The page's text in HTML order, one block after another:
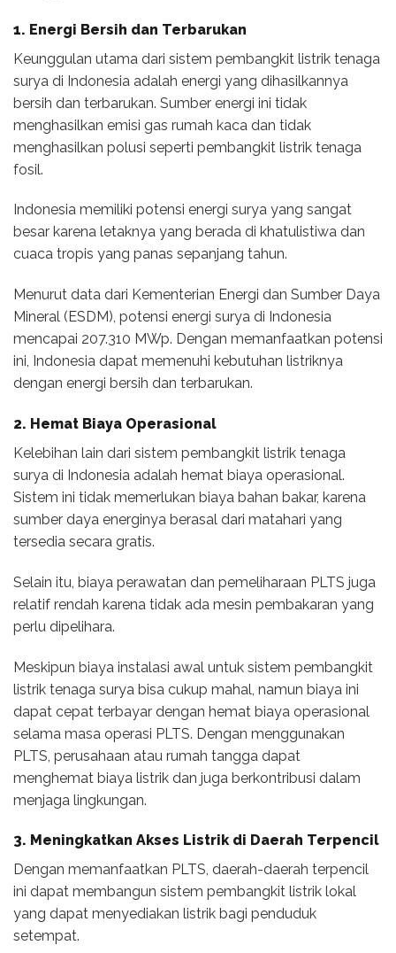
1. Energi Bersih dan Terbarukan
Keunggulan utama dari sistem pembangkit listrik tenaga
surya di Indonesia adalah energi yang dihasilkannya
bersih dan terbarukan. Sumber energi ini tidak
menghasilkan emisi gas rumah kaca dan tidak
menghasilkan polusi seperti pembangkit listrik tenaga
fosil.
Indonesia memiliki potensi energi surya yang sangat
besar karena letaknya yang berada di khatulistiwa dan
cuaca tropis yang panas sepanjang tahun.
Menurut data dari Kementerian Energi dan Sumber Daya
Mineral (ESDM), potensi energi surya di Indonesia
mencapai 207.310 MWp. Dengan memanfaatkan potensi
ini, Indonesia dapat memenuhi kebutuhan listriknya
dengan energi bersih dan terbarukan.
2. Hemat Biaya Operasional
Kelebihan lain dari sistem pembangkit listrik tenaga
surya di Indonesia adalah hemat biaya operasional.
Sistem ini tidak memerlukan biaya bahan bakar, karena
sumber daya energinya berasal dari matahari yang
tersedia secara gratis.
Selain itu, biaya perawatan dan pemeliharaan PLTS juga
relatif rendah karena tidak ada mesin pembakaran yang
perlu dipelihara.
Meskipun biaya instalasi awal untuk sistem pembangkit
listrik tenaga surya bisa cukup mahal, namun biaya ini
dapat cepat terbayar dengan hemat biaya operasional
selama masa operasi PLTS. Dengan menggunakan
PLTS, perusahaan atau rumah tangga dapat
menghemat biaya listrik dan juga berkontribusi dalam
menjaga lingkungan.
3. Meningkatkan Akses Listrik di Daerah Terpencil
Dengan memanfaatkan PLTS, daerah-daerah terpencil
ini dapat membangun sistem pembangkit listrik lokal
yang dapat menyediakan listrik bagi penduduk
setempat.